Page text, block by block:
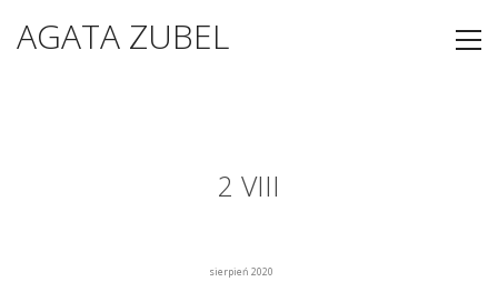
AGATA ZUBEL
2 VIII
sierpień 2020